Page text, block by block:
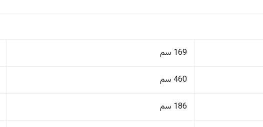
169 سم
460 سم
186 سم